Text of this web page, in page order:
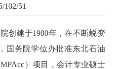
创建于1980年，在不断蜕变
国务院学位办批准东北石油
）项目，会计专业硕士